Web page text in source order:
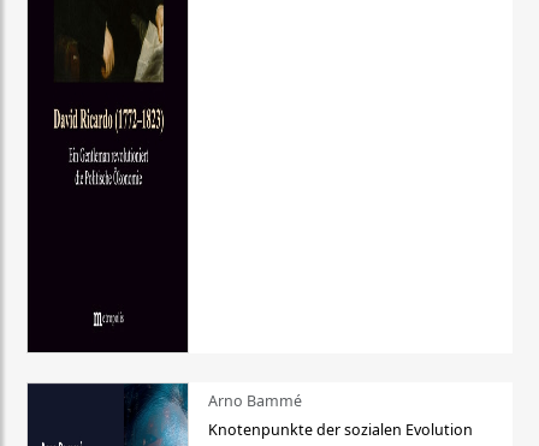
Arno Bammé
Knotenpunkte der sozialen Evolution